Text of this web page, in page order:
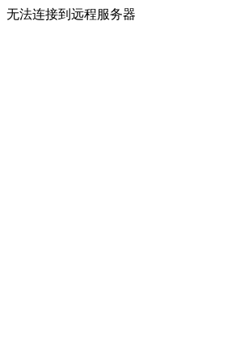
无法连接到远程服务器